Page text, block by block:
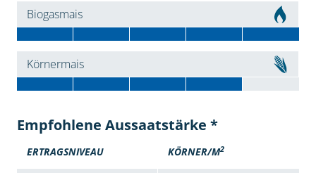
Biogasmais
Körnermais
Empfohlene Aussaatstärke *
ERTRAGSNIVEAU KÖRNER/M2